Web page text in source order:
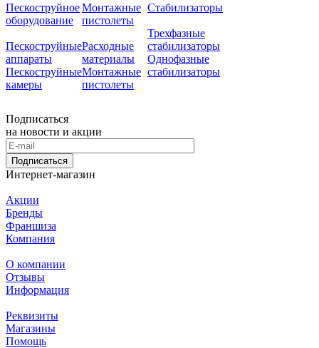
Пескоструйное
оборудование
Пескоструйные
аппараты
Пескоструйные
камеры
Монтажные
пистолеты
Расходные
материалы
Монтажные
пистолеты
Стабилизаторы
Трехфазные
стабилизаторы
Однофазные
стабилизаторы
Подписаться
на новости и акции
Подписаться
Интернет-магазин
Акции
Бренды
Франшиза
Компания
О компании
Отзывы
Информация
Реквизиты
Магазины
Помощь